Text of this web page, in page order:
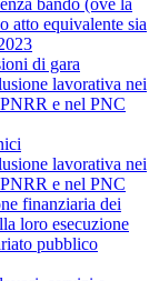
bando (ove la
atto equivalente sia
di gara
lavorativa nei
e nel PNC
lavorativa nei
e nel PNC
finanziaria dei
loro esecuzione
pubblico